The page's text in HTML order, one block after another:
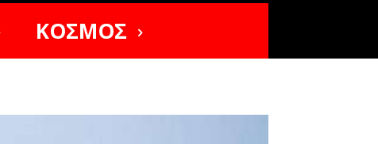
ΚΟΣΜΟΣ